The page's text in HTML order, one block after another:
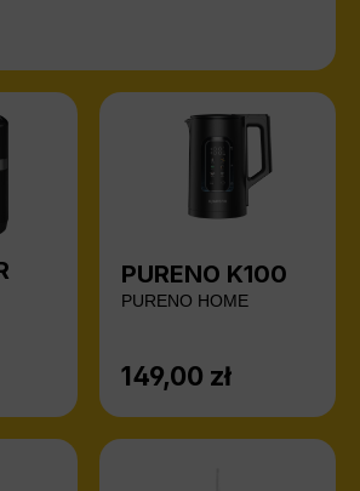
PURENO K100
PURENO HOME
Cena regularna:
149,00 zł